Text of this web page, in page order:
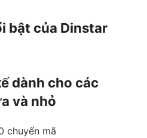
bật của Dinstar
dành cho các
và nhỏ
chuyển mã